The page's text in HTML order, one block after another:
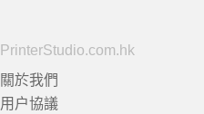
PrinterStudio.com.hk
關於我們
用户協議